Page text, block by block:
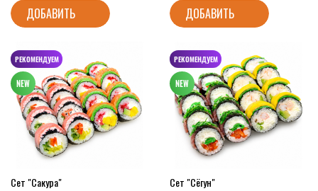
ДОБАВИТЬ ДОБАВИТЬ
РЕКОМЕНДУЕМ
Сет "Сакура"
РЕКОМЕНДУЕМ
Сет "Сёгун"